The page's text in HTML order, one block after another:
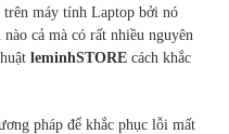
máy tính Laptop bởi nó
cả mà có rất nhiều nguyên
leminhSTORE cách khắc
pháp để khắc phục lỗi mất